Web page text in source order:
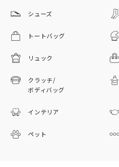
シューズ
トートバッグ
リュック
クラッチ/
ボディバッグ
インテリア
ペット